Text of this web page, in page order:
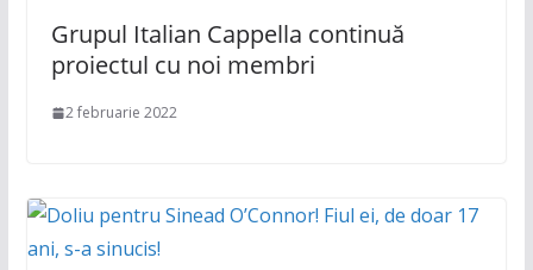
Grupul Italian Cappella continuă
proiectul cu noi membri
2 februarie 2022